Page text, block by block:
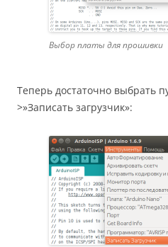
Выбор платы для прошивки
Теперь достаточно выбрать
>»Записать загрузчик»: